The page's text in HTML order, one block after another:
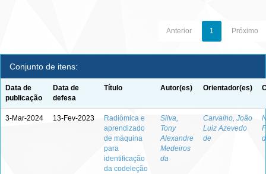
Anterior 1 Próximo
Conjunto de itens:
Data de
publicação
Data de
defesa
Título Autor(es) Orientador(es)
3-Mar-2024 13-Fev-2023
Radiômica e
aprendizado
de máquina
para
identificação
da codeleção
Silva,
Tony
Alexandre
Medeiros
da
Carvalho, João
Luiz Azevedo
de